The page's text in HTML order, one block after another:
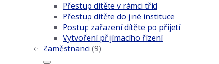
Přestup dítěte v rámci tříd
Přestup dítěte do jiné instituce
Postup zařazení dítěte po přijetí
Vytvoření přijímacího řízení
Zaměstnanci (9)